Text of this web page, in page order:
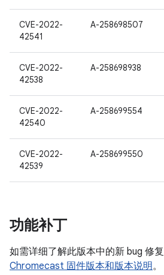
CVE-2022-
42541
A-258698507
CVE-2022-
42538
A-258698938
CVE-2022-
42540
A-258699554
CVE-2022-
42539
A-258699550
功能补丁
如需详细了解此版本中的新 bug 修
Chromecast 固件版本和版本说明。